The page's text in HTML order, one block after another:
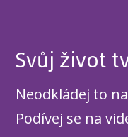
Svůj život
Neodkládej to
Podívej se na